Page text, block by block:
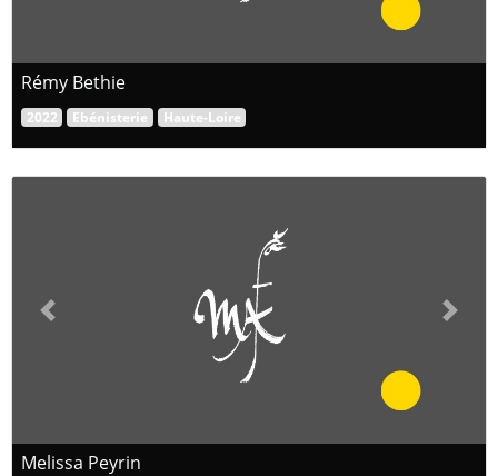
Rémy Bethie
2022 Ebénisterie Haute-Loire
Previous Next
Melissa Peyrin